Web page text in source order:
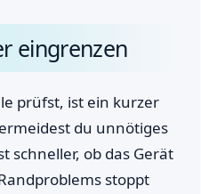
eingrenzen
prüfst, ist ein kurzer
du unnötiges
schneller, ob das Gerät
stoppt